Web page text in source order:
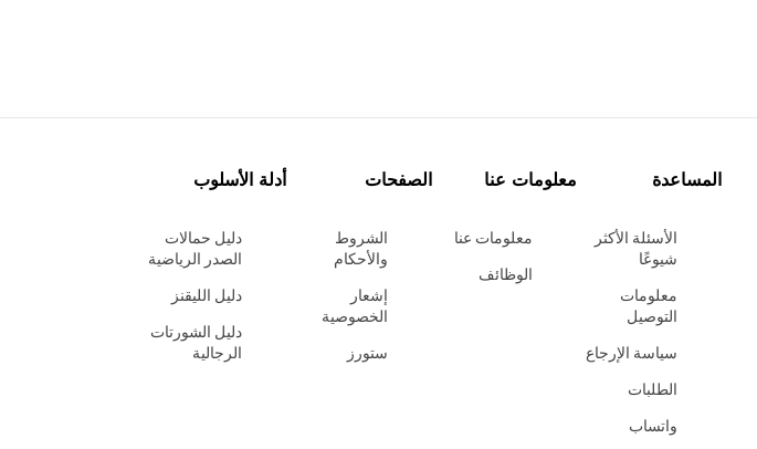
المساعدة
الأسئلة الأكثر
شيوعًا
معلومات
التوصيل
سياسة الإرجاع
الطلبات
واتساب
معلومات عنا
معلومات عنا
الوظائف
الصفحات
الشروط
والأحكام
إشعار
الخصوصية
ستورز
أدلة الأسلوب
دليل حمالات
الصدر الرياضية
دليل الليقنز
دليل الشورتات
الرجالية